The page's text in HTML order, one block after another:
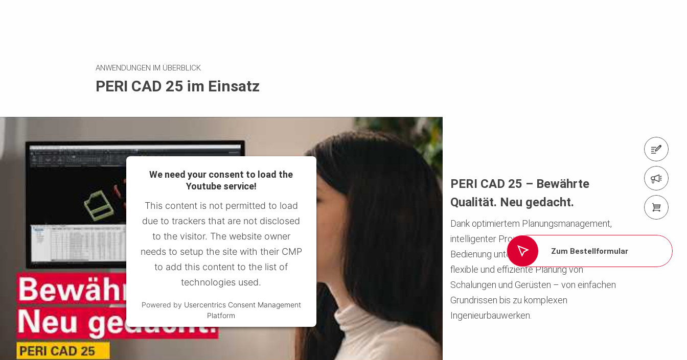
Zum Bestellformular
ANWENDUNGEN IM ÜBERBLICK
PERI CAD 25 im Einsatz
We need your consent to load the
Youtube service!
This content is not permitted to load
due to trackers that are not disclosed
to the visitor. The website owner
needs to setup the site with their CMP
to add this content to the list of
technologies used.
Powered by Usercentrics Consent Management
Platform
PERI CAD 25 – Bewährte
Qualität. Neu gedacht.
Dank optimiertem Planungsmanagement,
intelligenter Prozesse und intuitiver
Bedienung unterstützt PERI CAD 25 die
flexible und effiziente Planung von
Schalungen und Gerüsten – von einfachen
Grundrissen bis zu komplexen
Ingenieurbauwerken.